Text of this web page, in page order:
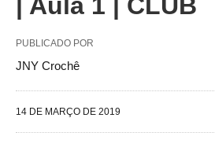
PUBLICADO POR
JNY Crochê
14 DE MARÇO DE 2019